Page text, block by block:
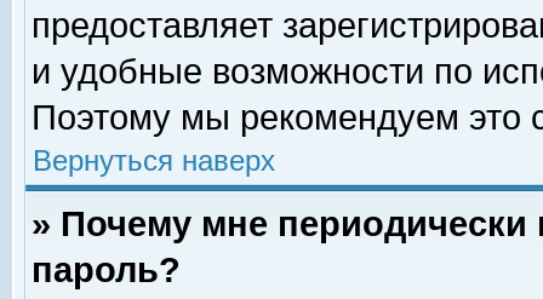
предоставляет
и удобные возможности по
Поэтому мы рекомендуем это
Вернуться наверх
» Почему мне
пароль?